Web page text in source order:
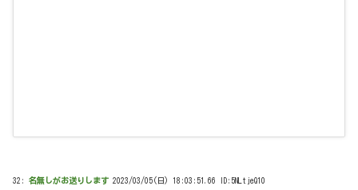
32: 名無しがお送りします 2023/03/05(日) 18:03:51.66 ID:5NLtjeQ10